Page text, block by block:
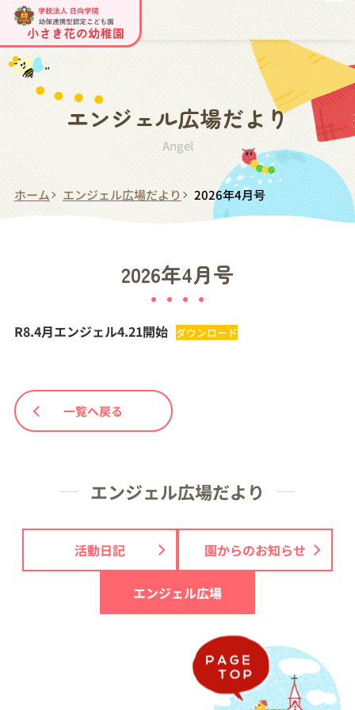
エンジェル広場だより
Angel
ホーム エンジェル広場だより 2026年4月号
2026年4月号
R8.4月エンジェル4.21開始 ダウンロード
一覧へ戻る
エンジェル広場だより
活動日記 園からのお知らせ
エンジェル広場